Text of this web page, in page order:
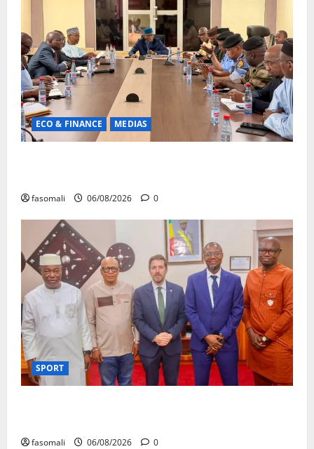
ECO & FINANCE MEDIAS
fasomali 06/08/2026 0
SPORT
fasomali 06/08/2026 0